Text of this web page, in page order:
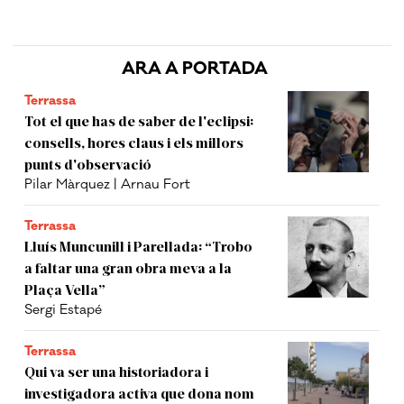
ARA A PORTADA
Terrassa
Tot el que has de saber de l'eclipsi:
consells, hores claus i els millors
punts d'observació
Pilar Màrquez | Arnau Fort
Terrassa
Lluís Muncunill i Parellada: “Trobo
a faltar una gran obra meva a la
Plaça Vella”
Sergi Estapé
Terrassa
Qui va ser una historiadora i
investigadora activa que dona nom